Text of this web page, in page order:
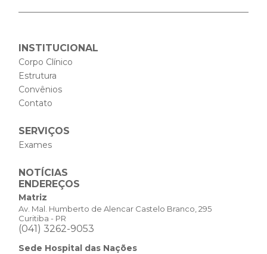
INSTITUCIONAL
Corpo Clínico
Estrutura
Convênios
Contato
SERVIÇOS
Exames
NOTÍCIAS
ENDEREÇOS
Matriz
Av. Mal. Humberto de Alencar Castelo Branco, 295
Curitiba - PR
(041) 3262-9053
Sede Hospital das Nações